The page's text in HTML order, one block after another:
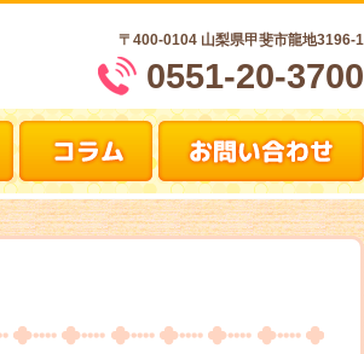
〒400-0104 山梨県甲斐市龍地3196-1
0551-20-3700